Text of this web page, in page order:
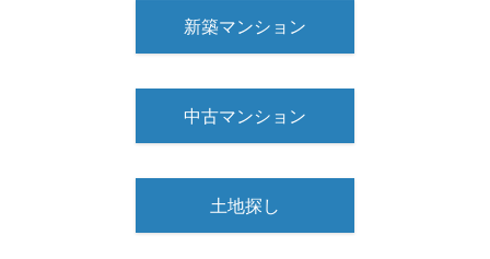
新築マンション
中古マンション
土地探し